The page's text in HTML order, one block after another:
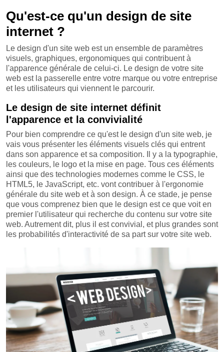
Qu'est-ce qu'un design de site
internet ?
Le design d'un site web est un ensemble de paramètres
visuels, graphiques, ergonomiques qui contribuent à
l'apparence générale de celui-ci. Le design de votre site
web est la passerelle entre votre marque ou votre entreprise
et les utilisateurs qui viennent le parcourir.
Le design de site internet définit
l'apparence et la convivialité
Pour bien comprendre ce qu'est le design d'un site web, je
vais vous présenter les éléments visuels clés qui entrent
dans son apparence et sa composition. Il y a la typographie,
les couleurs, le logo et la mise en page. Tous ces éléments
ainsi que des technologies modernes comme le CSS, le
HTML5, le JavaScript, etc. vont contribuer à l'ergonomie
générale du site web et à son design. À ce stade, je pense
que vous comprenez bien que le design est ce que voit en
premier l'utilisateur qui recherche du contenu sur votre site
web. Autrement dit, plus il est convivial, et plus grandes sont
les probabilités d'interactivité de sa part sur votre site web.